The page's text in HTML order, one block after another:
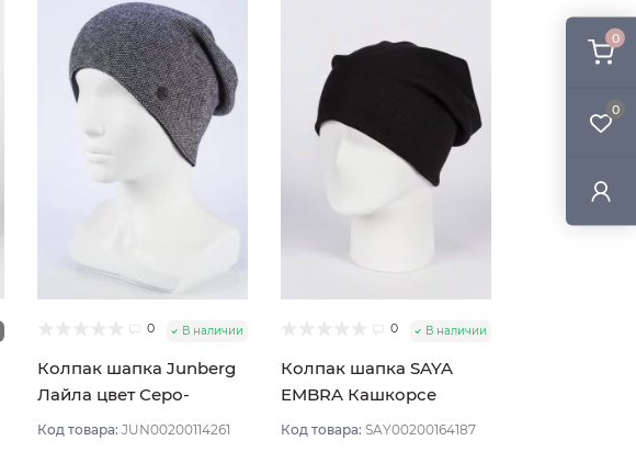
0
0
0 В наличии
Колпак шапка Junberg
Лайла цвет Серо-
черный
Код товара: JUN00200114261
0 В наличии
Колпак шапка SAYA
EMBRA Кашкорсе
"шелк" цвет Чёрный
Код товара: SAY00200164187